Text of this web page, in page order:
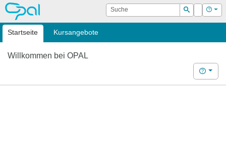
OPAL Suche
Suchen
Login Hilfe
Startseite Kursangebote
Willkommen bei OPAL
Hilfe